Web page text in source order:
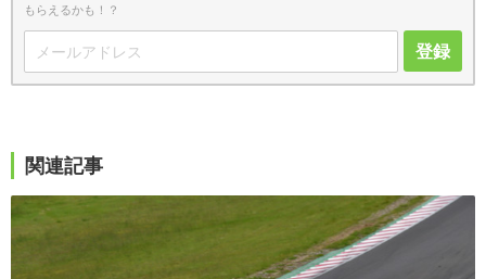
もらえるかも！？
登録
関連記事